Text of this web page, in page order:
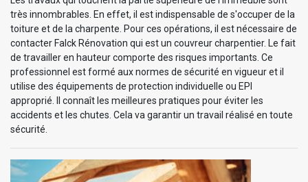
très innombrables. En effet, il est indispensable de s'occuper de la
toiture et de la charpente. Pour ces opérations, il est nécessaire de
contacter Falck Rénovation qui est un couvreur charpentier. Le fait
de travailler en hauteur comporte des risques importants. Ce
professionnel est formé aux normes de sécurité en vigueur et il
utilise des équipements de protection individuelle ou EPI
approprié. Il connaît les meilleures pratiques pour éviter les
accidents et les chutes. Cela va garantir un travail réalisé en toute
sécurité.